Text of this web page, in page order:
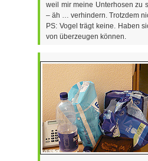
weil mir meine Unterhosen zu
– äh … verhindern. Trotzdem
PS: Vogel trägt keine. Haben
von überzeugen können.